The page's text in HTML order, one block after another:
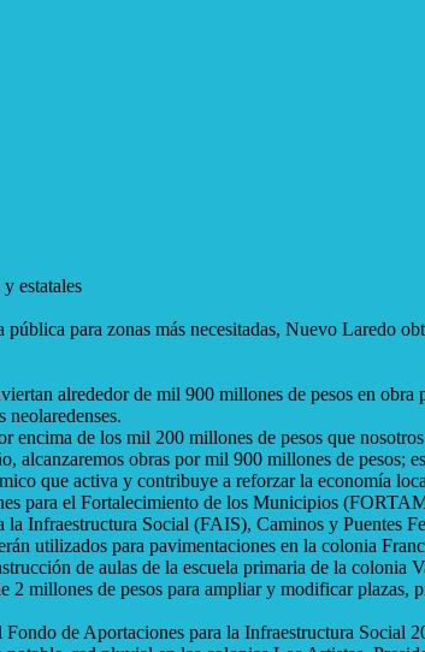
estatales
para zonas más necesitadas, Nuevo Laredo
alrededor de mil 900 millones de pesos en
neolaredenses.
de los mil 200 millones de pesos que
obras por mil 900 millones de pesos;
que activa y contribuye a reforzar la economía
para el Fortalecimiento de los Municipios
Infraestructura Social (FAIS), Caminos y Puentes
utilizados para pavimentaciones en la colonia
de aulas de la escuela primaria de la colonia
millones de pesos para ampliar y modificar plazas,
de Aportaciones para la Infraestructura Social